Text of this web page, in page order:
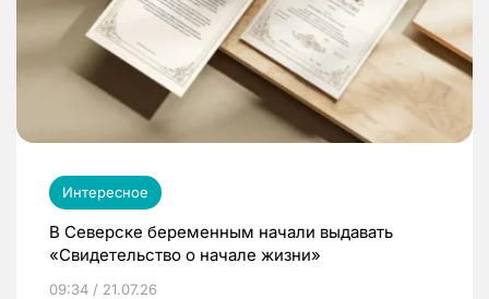
Интересное
В Северске беременным начали выдавать
«Свидетельство о начале жизни»
09:34 / 21.07.26